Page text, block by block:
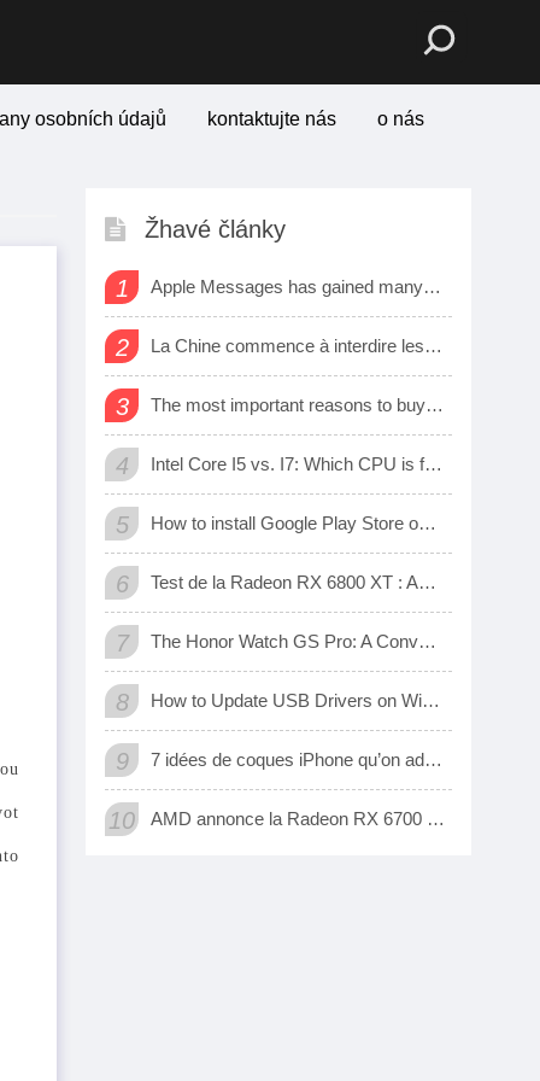
osobních údajů kontaktujte nás o nás
Žhavé články
1 Apple Messages has gained many new sharing features
2 La Chine commence à interdire les logiciels et matériels étrangers dans les bureaux d’état
3 The most important reasons to buy a smart watch
4 Intel Core I5 vs. I7: Which CPU is for Me?
5 How to install Google Play Store on Amazon Fire Tablet
6 Test de la Radeon RX 6800 XT : AMD a enfin une carte 3D qui tient tête aux GeForce RTX de Nvidia
7 The Honor Watch GS Pro: A Convenient Digital Way To Track Your Exercise
8 How to Update USB Drivers on Windows 10 (Automatic and Manual)
9 7 idées de coques iPhone qu’on adore
10 AMD annonce la Radeon RX 6700 XT, sa nouvelle carte graphique pour jouer à fond en 1440p